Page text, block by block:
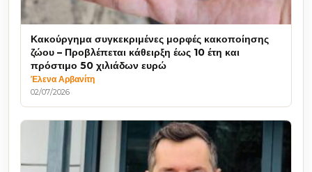
Κακούργημα συγκεκριμένες μορφές κακοποίησης
ζώου – Προβλέπεται κάθειρξη έως 10 έτη και
πρόστιμο 50 χιλιάδων ευρώ
Έλενα Αρβανίτη
02/07/2026